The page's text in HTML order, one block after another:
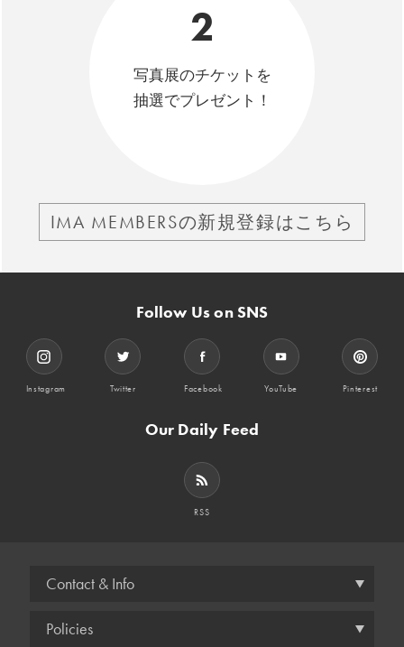
2
写真展のチケットを
抽選でプレゼント！
IMA MEMBERSの新規登録はこちら
Follow Us on SNS
Instagram Twitter Facebook YouTube Pinterest
Our Daily Feed
RSS
Contact & Info
Policies